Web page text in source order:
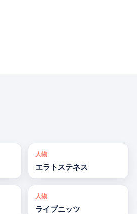
人物
エラトステネス
人物
ライプニッツ